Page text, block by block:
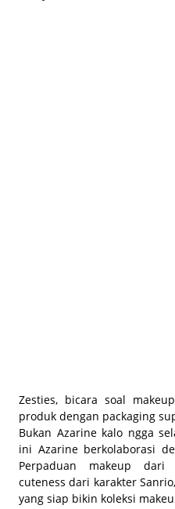
Zesties, bicara soal
produk dengan packaging
Bukan Azarine kalo ngga
ini Azarine berkolaborasi
Perpaduan makeup dari
cuteness dari karakter
yang siap bikin koleksi